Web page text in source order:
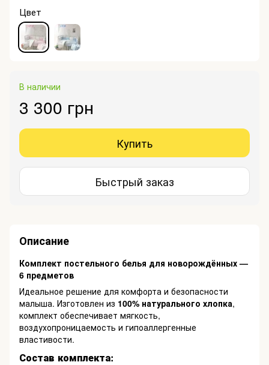
Цвет
В наличии
3 300 грн
Купить
Быстрый заказ
Описание
Комплект постельного белья для новорождённых —
6 предметов
Идеальное решение для комфорта и безопасности
малыша. Изготовлен из 100% натурального хлопка,
комплект обеспечивает мягкость,
воздухопроницаемость и гипоаллергенные
властивости.
Состав комплекта: